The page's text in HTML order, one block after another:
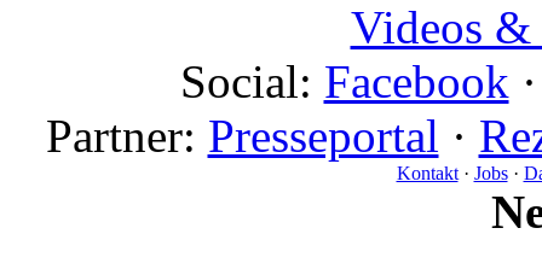
Videos
Social: Facebook
Partner: Presseportal ·
Kontakt· Jobs·